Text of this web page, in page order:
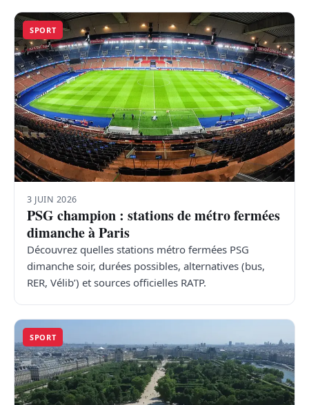
SPORT
3 JUIN 2026
PSG champion : stations de métro fermées
dimanche à Paris
Découvrez quelles stations métro fermées PSG
dimanche soir, durées possibles, alternatives (bus,
RER, Vélib’) et sources officielles RATP.
SPORT